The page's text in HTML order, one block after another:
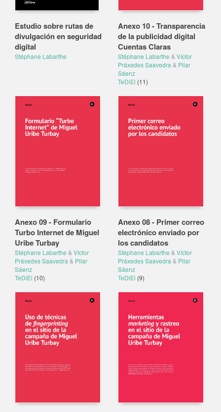
Estudio sobre rutas de
divulgación en seguridad
digital
Stéphane Labarthe
Anexo 10 - Transparencia
de la publicidad digital
Cuentas Claras
Stéphane Labarthe & Víctor
Práxedes Saavedra & Pilar
Sáenz
TeDiEl (11)
Anexo 09 - Formulario
Turbo Internet de Miguel
Uribe Turbay
Stéphane Labarthe & Víctor
Práxedes Saavedra & Pilar
Sáenz
TeDiEl (10)
Anexo 08 - Primer correo
electrónico enviado por
los candidatos
Stéphane Labarthe & Víctor
Práxedes Saavedra & Pilar
Sáenz
TeDiEl (9)